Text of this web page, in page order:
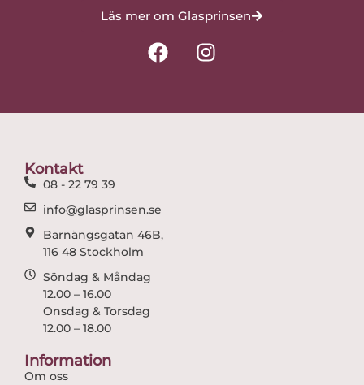
Läs mer om Glasprinsen
F
a
I
n
Kontakt
08 - 22 79 39
info@glasprinsen.se
Barnängsgatan 46B,
116 48 Stockholm
Söndag & Måndag
12.00 – 16.00
Onsdag & Torsdag
12.00 – 18.00
Information
Om oss